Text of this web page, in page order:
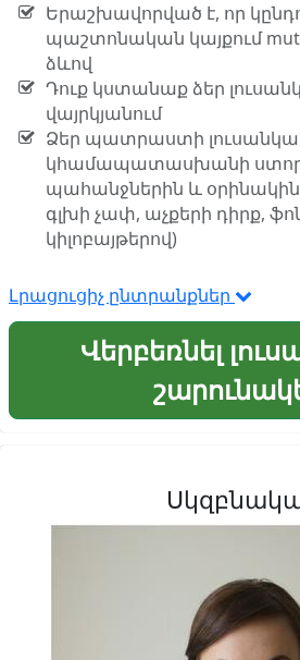
Երաշխավորված է, որ
պաշտոնական կայքում
ձևով
Դուք կստանաք ձեր
վայրկյանում
Ձեր պատրաստի
կհամապատասխանի
պահանջներին և
գլխի չափ, աչքերի դիրք,
կիլոբայթերով)
Լրացուցիչ ընտրանքներ
Վերբեռնել